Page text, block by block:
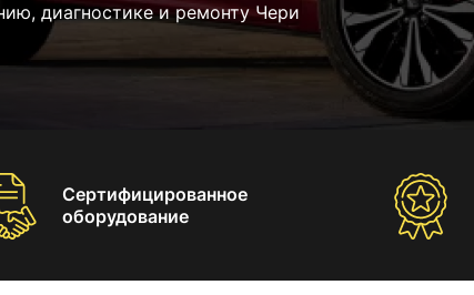
диагностике и ремонту Чери
Сертифицированное
оборудование